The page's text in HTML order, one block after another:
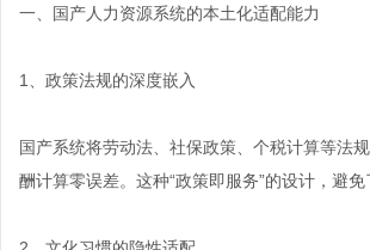
一、国产人力资源系统的本土化适配能力
1、政策法规的深度嵌入
国产系统将劳动法、社保政策、个税计算等法
酬计算零误差。这种“政策即服务”的设计，避